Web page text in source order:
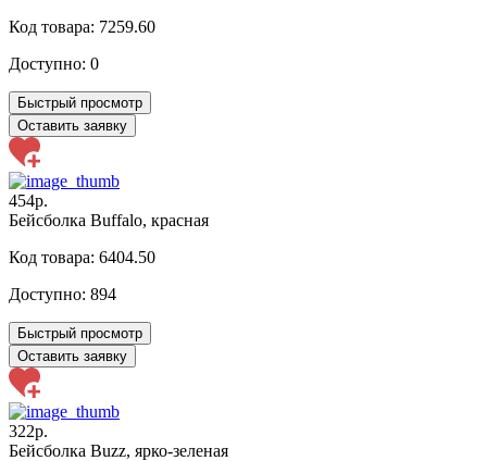
Код товара: 7259.60
Доступно: 0
Быстрый просмотр
Оставить заявку
454р.
Бейсболка Buffalo, красная
Код товара: 6404.50
Доступно: 894
Быстрый просмотр
Оставить заявку
322р.
Бейсболка Buzz, ярко-зеленая